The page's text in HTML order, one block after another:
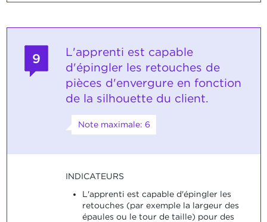
9
L'apprenti est capable
d'épingler les retouches de
pièces d'envergure en fonction
de la silhouette du client.
Note maximale: 6
INDICATEURS
L'apprenti est capable d'épingler les
retouches (par exemple la largeur des
épaules ou le tour de taille) pour des